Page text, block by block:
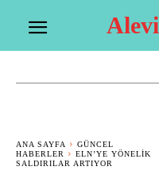
ANA SAYFA
GÜNCEL
HABERLER
ELN’YE YÖNELIK
SALDIRILAR ARTIYOR